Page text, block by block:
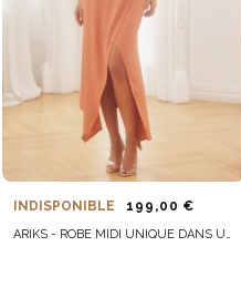
INDISPONIBLE 199,00 €
ARIKS - ROBE MIDI UNIQUE DANS UNE NUANCE D'ORANGE PASTEL